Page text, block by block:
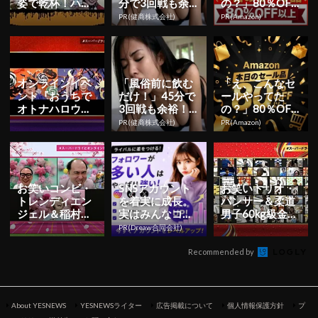
姿で乾杯！ハロ
ウィンの夜にア
サヒビール主催
のオンライ...
分で3回戦も余
裕」980円で朝
まで絶好調！
PR(健商株式会社)
の？」80％OFF
以上が続々登
場！Amazonの本
気が...
PR(Amazon)
オンラインイベ
ント『おうちで
オトナハロウィ
ンフェス』でメ
イプル超合金と
600名が...
「風俗前に飲む
だけ！」45分で
3回戦も余裕！1
日31円で朝まで
絶好調
PR(健商株式会社)
「え、こんなセ
ールやってた
の？」80％OFF
以上が続々登
場！Amazonの本
気が...
PR(Amazon)
お笑いコンビ・
トレンディエン
ジェル＆稲村亜
美が900名とビ
ールで乾杯！お
SNSアカウント
を着実に成長。
実はみんなココ
使ってます。
PR(Dreaw合同会社)
お笑いトリオ・
パンサー＆柔道
男子60kg級金メ
ダリスト 髙藤選
手が1000人と
オ...
Recommended by
About YESNEWS YESNEWSライター 広告掲載について 個人情報保護方針
プ